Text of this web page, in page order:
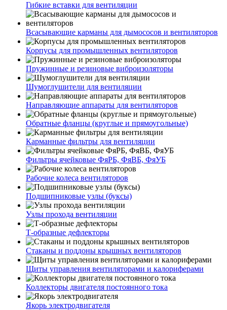
Гибкие вставки для вентиляции
Всасывающие карманы для дымососов и вентиляторов
Корпусы для промышленных вентиляторов
Пружинные и резиновые виброизоляторы
Шумоглушители для вентиляции
Направляющие аппараты для вентиляторов
Обратные фланцы (круглые и прямоугольные)
Карманные фильтры для вентиляции
Фильтры ячейковые ФяРБ, ФяВБ, ФяУБ
Рабочие колеса вентиляторов
Подшипниковые узлы (буксы)
Узлы прохода вентиляции
Т-образные дефлекторы
Стаканы и поддоны крышных вентиляторов
Щиты управления вентиляторами и калориферами
Коллекторы двигателя постоянного тока
Якорь электродвигателя